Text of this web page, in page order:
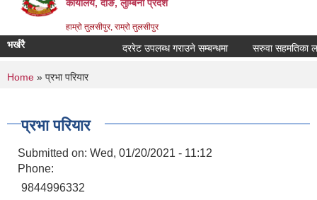
कार्यालय, दाङ, लुम्बिनी प्रदेश
हाम्रो तुलसीपुर, राम्रो तुलसीपुर
भर्खरै दररेट उपलब्ध गराउने सम्बन्धमा सरुवा सहमतिका
You are here
Home » प्रभा परियार
प्रभा परियार
Submitted on: Wed, 01/20/2021 - 11:12
Phone:
9844996332